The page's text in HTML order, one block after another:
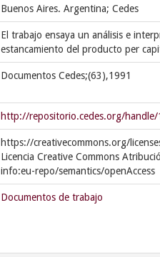
Buenos Aires. Argentina; Cedes
El trabajo ensaya un análisis e
estancamiento del producto per
Documentos Cedes;(63),1991
http://repositorio.cedes.org/
https://creativecommons.org/
Licencia Creative Commons
info:eu-repo/semantics/openAccess
Documentos de trabajo